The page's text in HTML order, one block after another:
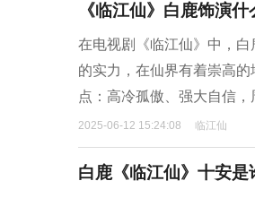
《临江仙》白鹿饰演什
在电视剧《临江仙》中，
的实力，在仙界有着崇高
点：高冷孤傲、强大自信
2025-06-12 15:24:08 临江仙
白鹿《临江仙》十安是